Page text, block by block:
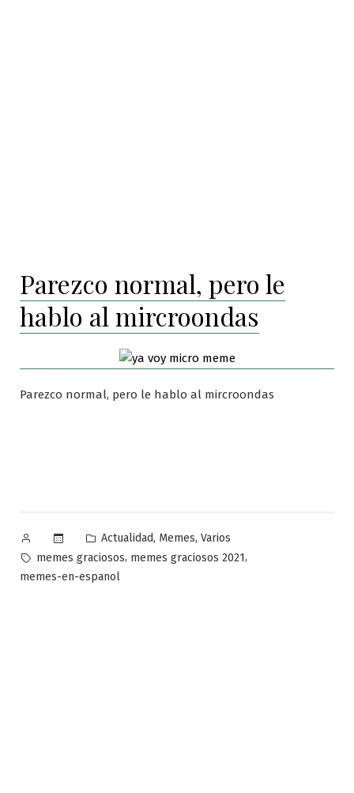
Parezco normal, pero le
hablo al mircroondas
Parezco normal, pero le hablo al mircroondas
Publicado
por
Publicado
en
Actualidad, Memes, Varios
Etiquetas:
memes graciosos, memes graciosos 2021,
memes-en-espanol